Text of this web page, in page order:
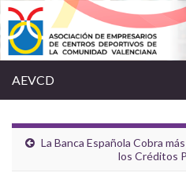
AEVCD
La Banca Española Cobra
los Créditos